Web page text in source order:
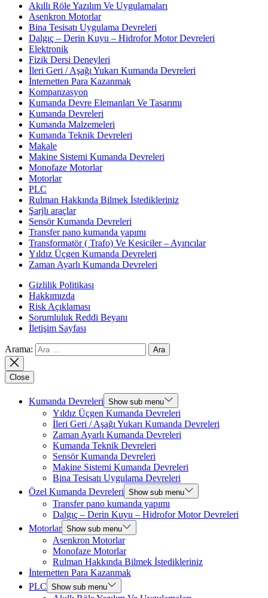
Akıllı Röle Yazılım Ve Uygulamaları
Asenkron Motorlar
Bina Tesisatı Uygulama Devreleri
Dalgıç – Derin Kuyu – Hidrofor Motor Devreleri
Elektronik
Fizik Dersi Deneyleri
İleri Geri / Aşağı Yukarı Kumanda Devreleri
İnternetten Para Kazanmak
Kompanzasyon
Kumanda Devre Elemanları Ve Tasarımı
Kumanda Devreleri
Kumanda Malzemeleri
Kumanda Teknik Devreleri
Makale
Makine Sistemi Kumanda Devreleri
Monofaze Motorlar
Motorlar
PLC
Rulman Hakkında Bilmek İstedikleriniz
Şarjlı araçlar
Sensör Kumanda Devreleri
Transfer pano kumanda yapımı
Transformatör ( Trafo) Ve Kesiciler – Ayırıcılar
Yıldız Üçgen Kumanda Devreleri
Zaman Ayarlı Kumanda Devreleri
Gizlilik Politikası
Hakkımızda
Risk Açıklaması
Sorumluluk Reddi Beyanı
İletişim Sayfası
Arama:
Close
Kumanda Devreleri Show sub menu
Yıldız Üçgen Kumanda Devreleri
İleri Geri / Aşağı Yukarı Kumanda Devreleri
Zaman Ayarlı Kumanda Devreleri
Kumanda Teknik Devreleri
Sensör Kumanda Devreleri
Makine Sistemi Kumanda Devreleri
Bina Tesisatı Uygulama Devreleri
Özel Kumanda Devreleri Show sub menu
Transfer pano kumanda yapımı
Dalgıç – Derin Kuyu – Hidrofor Motor Devreleri
Motorlar Show sub menu
Asenkron Motorlar
Monofaze Motorlar
Rulman Hakkında Bilmek İstedikleriniz
İnternetten Para Kazanmak
PLC Show sub menu